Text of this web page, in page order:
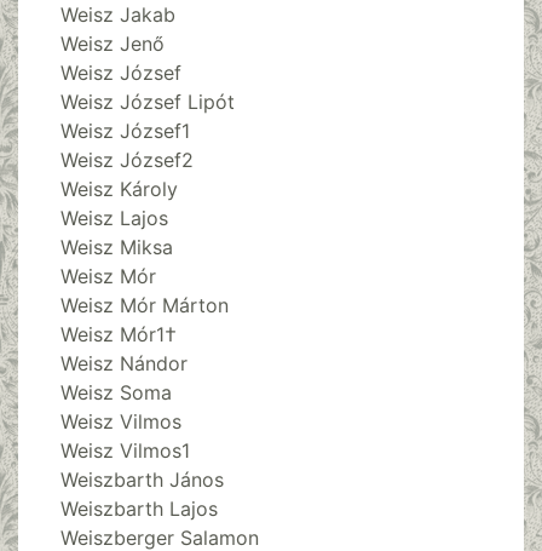
Weisz Jakab
Weisz Jenő
Weisz József
Weisz József Lipót
Weisz József1
Weisz József2
Weisz Károly
Weisz Lajos
Weisz Miksa
Weisz Mór
Weisz Mór Márton
Weisz Mór1†
Weisz Nándor
Weisz Soma
Weisz Vilmos
Weisz Vilmos1
Weiszbarth János
Weiszbarth Lajos
Weiszberger Salamon